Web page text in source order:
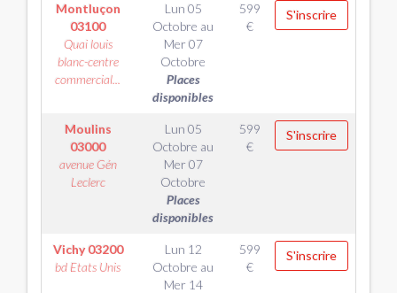
Montluçon
03100
Quai louis
blanc-centre
commercial...
Lun 05
Octobre au
Mer 07
Octobre
Places
disponibles
599
€
S'inscrire
Moulins
03000
avenue Gén
Leclerc
Lun 05
Octobre au
Mer 07
Octobre
Places
disponibles
599
€
S'inscrire
Vichy03200
bd Etats Unis
Lun 12
Octobre au
Mer 14
599
€
S'inscrire